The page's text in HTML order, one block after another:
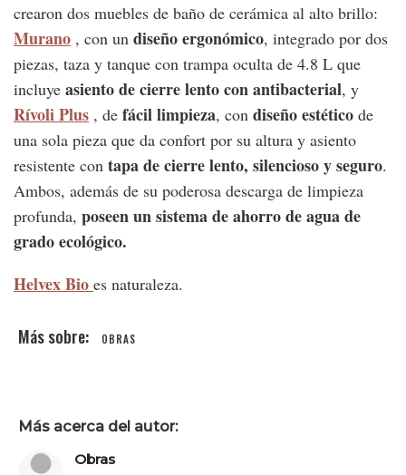
crearon dos muebles de baño de cerámica al alto brillo:
Murano , con un diseño ergonómico, integrado por dos
piezas, taza y tanque con trampa oculta de 4.8 L que
incluye asiento decierre lento con antibacterial, y
Rívoli Plus , de fácil limpieza, con diseño estético de
una sola pieza que da confort por su altura y asiento
resistente con tapa de cierre lento, silencioso y seguro.
Ambos, además de su poderosa descarga de limpieza
profunda, poseen un sistema de ahorro de agua de
grado ecológico.
Helvex Bio es naturaleza.
OBRAS
Más acerca del autor:
Obras